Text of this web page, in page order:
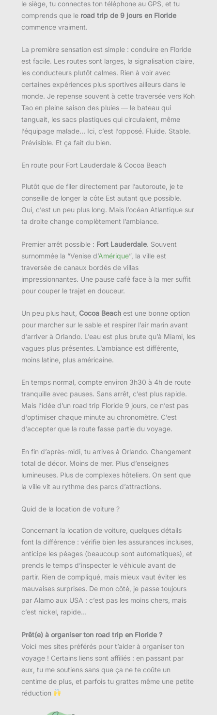
le siège, tu connectes ton téléphone au GPS, et tu
comprends que le road trip de 9 jours en Floride
commence vraiment.
La première sensation est simple : conduire en Floride
est facile. Les routes sont larges, la signalisation claire,
les conducteurs plutôt calmes. Rien à voir avec
certaines expériences plus sportives ailleurs dans le
monde. Je repense souvent à cette traversée vers Koh
Tao en pleine saison des pluies — le bateau qui
tanguait, les sacs plastiques qui circulaient, même
l’équipage malade… Ici, c’est l’opposé. Fluide. Stable.
Prévisible. Et ça fait du bien.
En route pour Fort Lauderdale & Cocoa Beach
Plutôt que de filer directement par l’autoroute, je te
conseille de longer la côte Est autant que possible.
Oui, c’est un peu plus long. Mais l’océan Atlantique sur
ta droite change complètement l’ambiance.
Premier arrêt possible : Fort Lauderdale. Souvent
surnommée la “Venise d’Amérique”, la ville est
traversée de canaux bordés de villas
impressionnantes. Une pause café face à la mer suffit
pour couper le trajet en douceur.
Un peu plus haut, Cocoa Beach est une bonne option
pour marcher sur le sable et respirer l’air marin avant
d’arriver à Orlando. L’eau est plus brute qu’à Miami, les
vagues plus présentes. L’ambiance est différente,
moins latine, plus américaine.
En temps normal, compte environ 3h30 à 4h de route
tranquille avec pauses. Sans arrêt, c’est plus rapide.
Mais l’idée d’un road trip Floride 9 jours, ce n’est pas
d’optimiser chaque minute au chronomètre. C’est
d’accepter que la route fasse partie du voyage.
En fin d’après-midi, tu arrives à Orlando. Changement
total de décor. Moins de mer. Plus d’enseignes
lumineuses. Plus de complexes hôteliers. On sent que
la ville vit au rythme des parcs d’attractions.
Quid de la location de voiture ?
Concernant la location de voiture, quelques détails
font la différence : vérifie bien les assurances incluses,
anticipe les péages (beaucoup sont automatiques), et
prends le temps d’inspecter le véhicule avant de
partir. Rien de compliqué, mais mieux vaut éviter les
mauvaises surprises. De mon côté, je passe toujours
par Alamo aux USA : c’est pas les moins chers, mais
c’est nickel, rapide…
Prêt(e) à organiser ton road trip en Floride ?
Voici mes sites préférés pour t’aider à organiser ton
voyage ! Certains liens sont affiliés : en passant par
eux, tu me soutiens sans que ça ne te coûte un
centime de plus, et parfois tu grattes même une petite
réduction